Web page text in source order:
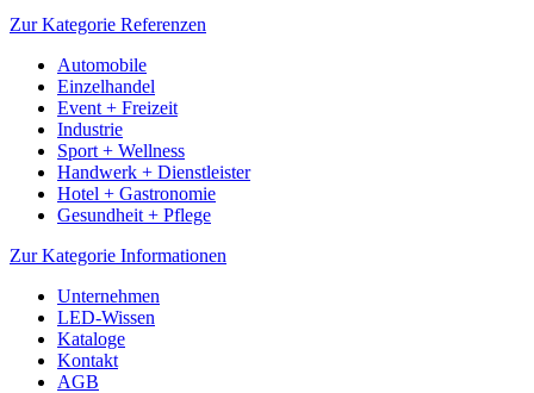
Zur Kategorie Referenzen
Automobile
Einzelhandel
Event + Freizeit
Industrie
Sport + Wellness
Handwerk + Dienstleister
Hotel + Gastronomie
Gesundheit + Pflege
Zur Kategorie Informationen
Unternehmen
LED-Wissen
Kataloge
Kontakt
AGB